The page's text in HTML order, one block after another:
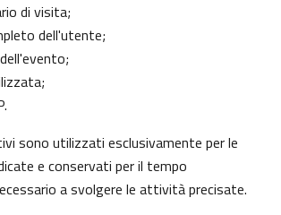
di visita;
dell'utente;
sono utilizzati esclusivamente per le
e conservati per il tempo
a svolgere le attività precisate.